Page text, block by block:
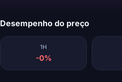
Desempenho do preço
1H
-0%